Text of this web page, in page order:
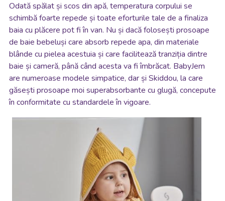
Odată spălat și scos din apă, temperatura corpului se
schimbă foarte repede și toate eforturile tale de a finaliza
baia cu plăcere pot fi în van. Nu și dacă folosești prosoape
de baie bebeluși care absorb repede apa, din materiale
blânde cu pielea acestuia și care facilitează tranziția dintre
baie și cameră, până când acesta va fi îmbrăcat. BabyJem
are numeroase modele simpatice, dar și Skiddou, la care
găsești prosoape moi superabsorbante cu glugă, concepute
în conformitate cu standardele în vigoare.